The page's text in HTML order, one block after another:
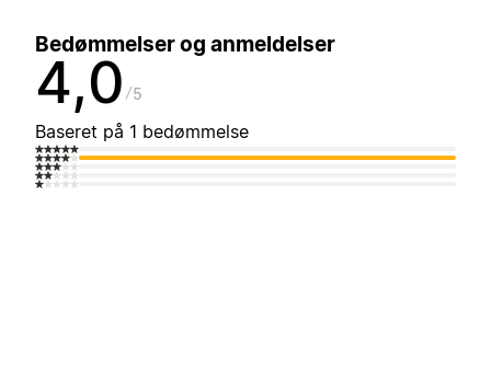
Bedømmelser og anmeldelser
4,0 5
Baseret på 1 bedømmelse